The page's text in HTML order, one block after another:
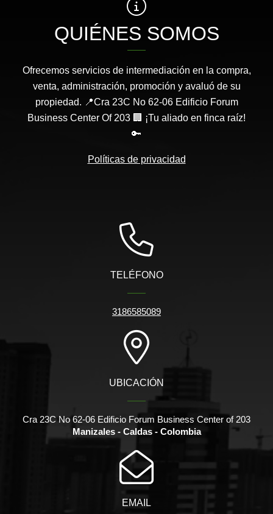
QUIÉNES SOMOS
Ofrecemos servicios de intermediación en la compra,
venta, administración, promoción y avaluó de su
propiedad. 📍Cra 23C No 62-06 Edificio Forum
Business Center Of 203 🏢 ¡Tu aliado en finca raíz!
🔑
Políticas de privacidad
TELÉFONO
3186585089
UBICACIÓN
Cra 23C No 62-06 Edificio Forum Business Center of 203
Manizales - Caldas - Colombia
EMAIL